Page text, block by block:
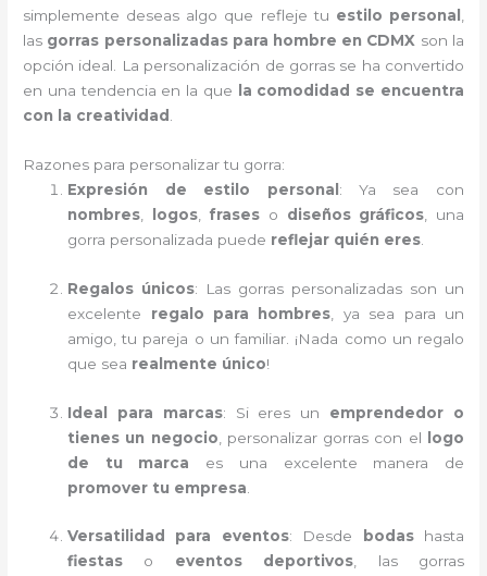
simplemente deseas algo que refleje tu estilo personal
las gorras personalizadas para hombre en CDMX son la
opción ideal. La personalización de gorras se ha convertido
en una tendencia en la que
la comodidad se encuentra
con la creatividad
Razones para personalizar tu gorra:
Expresión de estilo personal : Ya sea con
nombres
logos, frases o diseños gráficos , una
gorra personalizada puede reflejar quién eres
Regalos únicos: Las gorras personalizadas son un
excelente regalo para hombres , ya sea para un
amigo, tu pareja o un familiar. ¡Nada como un regalo
que sea realmente único!
Ideal para marcas: Si eres un emprendedor o
tienes un negocio , personalizar gorras con el logo
de tu marca es una excelente manera de
promover tu empresa
Versatilidad para eventos: Desde bodashasta
fiestas o eventos deportivos, las gorras